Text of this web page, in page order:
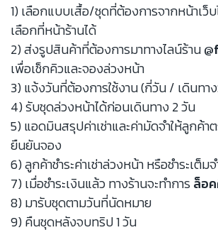
1) เลือกแบบเสื้อ/ชุดที่ต้องการจากหน้าเว็
เลือกที่หน้าร้านได้
2) ส่งรูปสินค้าที่ต้องการมาทางไลน์ร้าน
เพื่อเช็กคิวและจองล่วงหน้า
3) แจ้งวันที่ต้องการใช้งาน (กี่วัน / เดินทา
4) รับชุดล่วงหน้าได้ก่อนเดินทาง 2 วัน
5) แอดมินสรุปค่าเช่าและค่ามัดจำให้ลูกค้
ยืนยันจอง
6) ลูกค้าชำระค่าเช่าล่วงหน้า หรือชำระเต็
7) เมื่อชำระเงินแล้ว ทางร้านจะทำการล็อ
8) มารับชุดตามวันที่นัดหมาย
9) คืนชุดหลังจบทริป 1 วัน